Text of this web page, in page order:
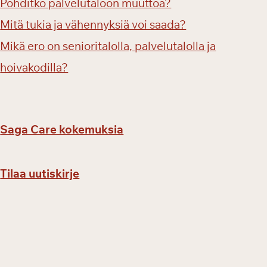
s
u
n
t
Pohditko palvelutaloon muuttoa?
Mitä tukia ja vähennyksiä voi saada?
Mikä ero on senioritalolla, palvelutalolla ja
hoivakodilla?
Saga Care kokemuksia
Tilaa uutiskirje